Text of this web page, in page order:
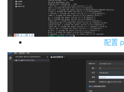
配置